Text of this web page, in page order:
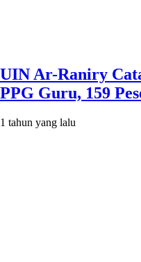
UIN Ar-Raniry
PPG Guru, 159
1 tahun yang lalu